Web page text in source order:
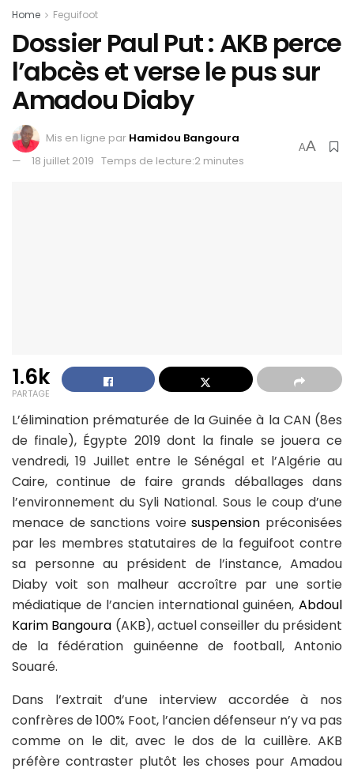
Home Feguifoot
Dossier Paul Put : AKB perce
l’abcès et verse le pus sur
Amadou Diaby
Mis en ligne par Hamidou Bangoura
18 juillet 2019 Temps de lecture:2 minutes
AA
1.6k
PARTAGE
L’élimination prématurée de la Guinée à la CAN (8es
de finale), Égypte 2019 dont la finale se jouera ce
vendredi, 19 Juillet entre le Sénégal et l’Algérie au
Caire, continue de faire grands déballages dans
l’environnement du Syli National. Sous le coup d’une
menace de sanctions voiresuspension préconisées
par les membres statutaires de la feguifoot contre
sa personne au président de l’instance, Amadou
Diaby voit son malheur accroître par une sortie
médiatique de l’ancien international guinéen, Abdoul
Karim Bangoura (AKB), actuel conseiller du président
de la fédération guinéenne de football, Antonio
Souaré.
Dans l’extrait d’une interview accordée à nos
confrères de 100% Foot, l’ancien défenseur n’y va pas
comme on le dit, avec le dos de la cuillère. AKB
préfère contraster plutôt les choses pour Amadou